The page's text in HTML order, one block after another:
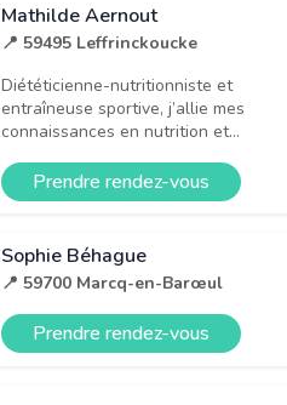
Mathilde Aernout
📍 59495 Leffrinckoucke
Diététicienne-nutritionniste et
entraîneuse sportive, j’allie mes
connaissances en nutrition et...
Prendre rendez-vous
Sophie Béhague
📍 59700 Marcq-en-Barœul
Prendre rendez-vous